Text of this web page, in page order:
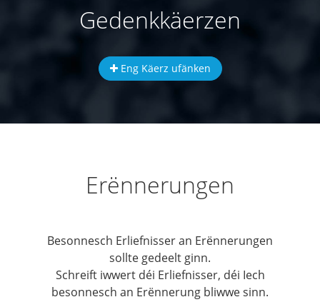
Gedenkkäerzen
Eng Käerz ufänken
Erënnerungen
Besonnesch Erliefnisser an Erënnerungen
sollte gedeelt ginn.
Schreift iwwert déi Erliefnisser, déi Iech
besonnesch an Erënnerung bliwwe sinn.